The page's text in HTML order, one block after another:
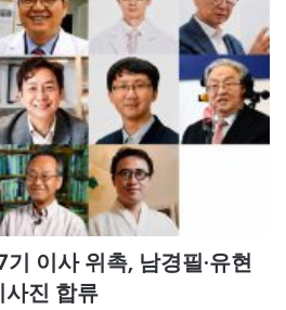
이사 위촉, 남경필·유현
사진 합류